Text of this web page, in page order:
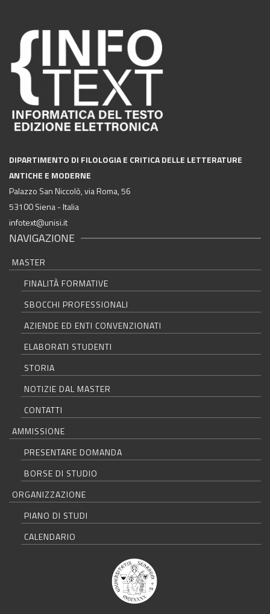
DIPARTIMENTO DI FILOLOGIA E CRITICA DELLE LETTERATURE
ANTICHE E MODERNE
Palazzo San Niccolò, via Roma, 56
53100 Siena - Italia
infotext@unisi.it
NAVIGAZIONE
MASTER
FINALITÀ FORMATIVE
SBOCCHI PROFESSIONALI
AZIENDE ED ENTI CONVENZIONATI
ELABORATI STUDENTI
STORIA
NOTIZIE DAL MASTER
CONTATTI
AMMISSIONE
PRESENTARE DOMANDA
BORSE DI STUDIO
ORGANIZZAZIONE
PIANO DI STUDI
CALENDARIO